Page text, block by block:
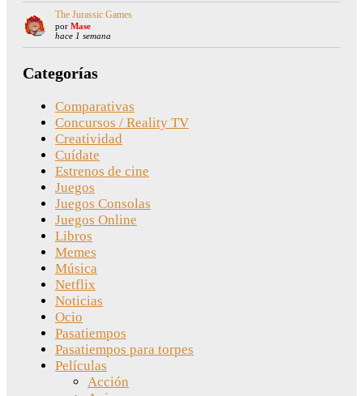
The Jurassic Games
por Mase
hace 1 semana
Categorías
Comparativas
Concursos / Reality TV
Creatividad
Cuídate
Estrenos de cine
Juegos
Juegos Consolas
Juegos Online
Libros
Memes
Música
Netflix
Noticias
Ocio
Pasatiempos
Pasatiempos para torpes
Películas
Acción